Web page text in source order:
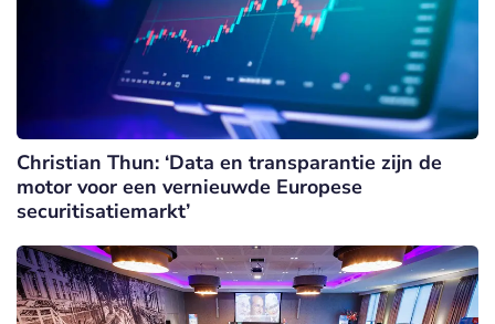
Christian Thun: ‘Data en transparantie zijn de
motor voor een vernieuwde Europese
securitisatiemarkt’